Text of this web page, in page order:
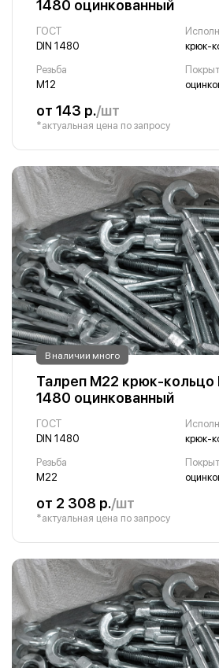
1480 оцинкованный
ГОСТ
DIN 1480
крюк-
Резьба
М12
от 143 р./шт
*актуальная цена по запросу
В наличии много
Талреп М22 крюк-кольцо
1480 оцинкованный
ГОСТ
DIN 1480
крюк-
Резьба
М22
от 2 308 р./шт
*актуальная цена по запросу